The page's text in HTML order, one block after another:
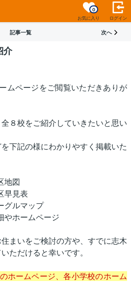
お気に入り
0
ログイン
記事一覧 次へ
介
ムページをご閲覧いただきありが
８校をご紹介していきたいと思い
下記の様にわかりやすく掲載いた
地図
見表
ルマップ
ホームページ
まいをご検討の方や、すでに志木
ただけると幸いです。
ホームページ、各小学校のホーム